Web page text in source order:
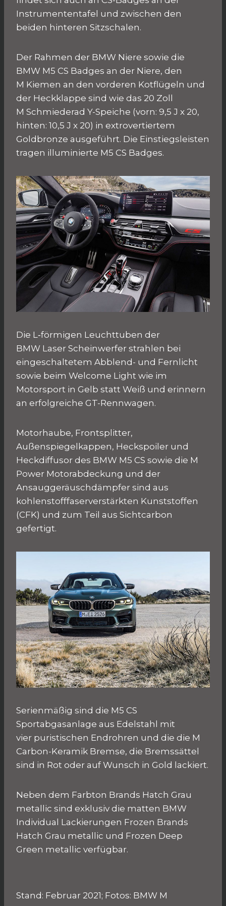
Instrumententafel und zwischen den
beiden hinteren Sitzschalen.
Der Rahmen der BMW Niere sowie die
BMW M5 CS Badges an der Niere, den
M Kiemen an den vorderen Kotflügeln und
der Heckklappe sind wie das 20 Zoll
M Schmiederad Y-Speiche (vorn: 9,5 J x 20,
hinten: 10,5 J x 20) in extrovertiertem
Goldbronze ausgeführt. Die Einstiegsleisten
tragen illuminierte M5 CS Badges.
Die L‑förmigen Leuchttuben der
BMW Laser Scheinwerfer strahlen bei
eingeschaltetem Abblend- und Fernlicht
sowie beim Welcome Light wie im
Motorsport in Gelb statt Weiß und erinnern
an erfolgreiche GT-Rennwagen.
Motorhaube, Frontsplitter,
Außenspiegelkappen, Heckspoiler und
Heckdiffusor des BMW M5 CS sowie die M
Power Motorabdeckung und der
Ansauggeräuschdämpfer sind aus
kohlenstofffaserverstärkten Kunststoffen
(CFK) und zum Teil aus Sichtcarbon
gefertigt.
Serienmäßig sind die M5 CS
Sportabgasanlage aus Edelstahl mit
vier puristischen Endrohren und die die M
Carbon-Keramik Bremse, die Bremssättel
sind in Rot oder auf Wunsch in Gold lackiert.
Neben dem Farbton Brands Hatch Grau
metallic sind exklusiv die matten BMW
Individual Lackierungen Frozen Brands
Hatch Grau metallic und Frozen Deep
Green metallic verfügbar.
Stand: Februar 2021; Fotos: BMW M